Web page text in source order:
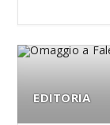
EDITORIA